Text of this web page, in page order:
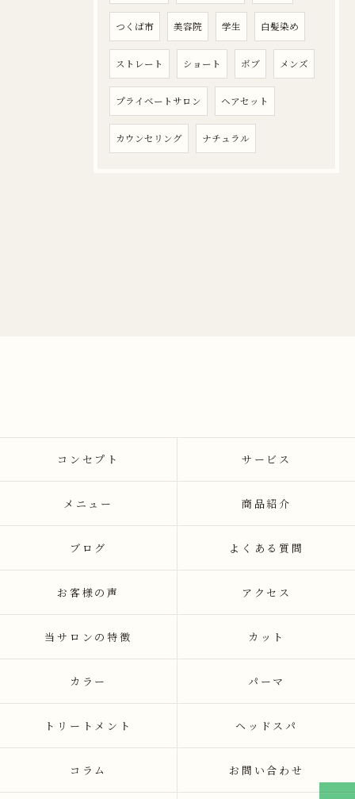
つくば市 美容院 学生 白髪染め
ストレート ショート ボブ メンズ
プライベートサロン ヘアセット
カウンセリング ナチュラル
コンセプト サービス
メニュー 商品紹介
ブログ よくある質問
お客様の声 アクセス
当サロンの特徴 カット
カラー パーマ
トリートメント ヘッドスパ
コラム お問い合わせ